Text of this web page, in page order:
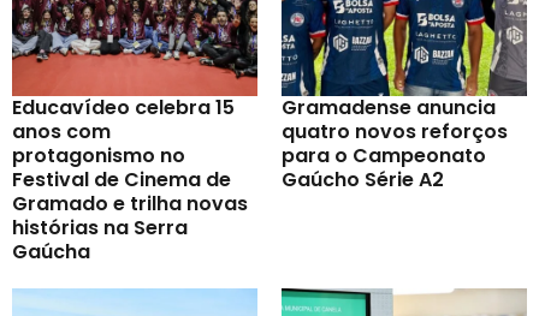
Educavídeo celebra 15
anos com
protagonismo no
Festival de Cinema de
Gramado e trilha novas
histórias na Serra
Gaúcha
Gramadense anuncia
quatro novos reforços
para o Campeonato
Gaúcho Série A2